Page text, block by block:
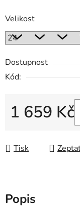
Velikost
Dostupnost
Kód:
1 659 Kč
Tisk
Popis